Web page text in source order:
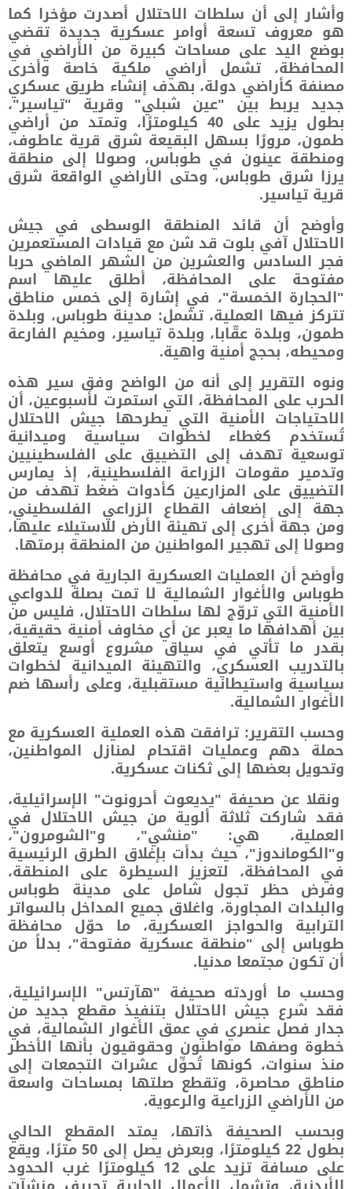
وأشار إلى أن سلطات الاحتلال أصدرت مؤخرا كما
هو معروف تسعة أوامر عسكرية جديدة تقضي
بوضع اليد على مساحات كبيرة من الأراضي في
المحافظة، تشمل أراضي ملكية خاصة وأخرى
مصنفة كأراضي دولة، بهدف إنشاء طريق عسكري
جديد يربط بين "عين شبلي" وقرية "تياسير"،
بطول يزيد على 40 كيلومترًا، وتمتد من أراضي
طمون، مرورًا بسهل البقيعة شرق قرية عاطوف،
ومنطقة عينون في طوباس، وصولا إلى منطقة
يرزا شرق طوباس، وحتى الأراضي الواقعة شرق
قرية تياسير.
وأوضح أن قائد المنطقة الوسطى في جيش
الاحتلال آفي بلوت قد شن مع قيادات المستعمرين
فجر السادس والعشرين من الشهر الماضي حربا
مفتوحة على المحافظة، أطلق عليها اسم
"الحجارة الخمسة"، في إشارة إلى خمس مناطق
تتركز فيها العملية، تشمل: مدينة طوباس، وبلدة
طمون، وبلدة عقّابا، وبلدة تياسير، ومخيم الفارعة
ومحيطه، بحجج أمنية واهية.
ونوه التقرير إلى أنه من الواضح وفق سير هذه
الحرب على المحافظة، التي استمرت لأسبوعين، أن
الاحتياجات الأمنية التي يطرحها جيش الاحتلال
تُستخدم كغطاء لخطوات سياسية وميدانية
توسعية تهدف إلى التضييق على الفلسطينيين
وتدمير مقومات الزراعة الفلسطينية، إذ يمارس
التضييق على المزارعين كأدوات ضغط تهدف من
جهة إلى إضعاف القطاع الزراعي الفلسطيني،
ومن جهة أخرى إلى تهيئة الأرض للاستيلاء عليها،
وصولا إلى تهجير المواطنين من المنطقة برمتها.
وأوضح أن العمليات العسكرية الجارية في محافظة
طوباس والأغوار الشمالية لا تمت بصلة للدواعي
الأمنية التي تروّج لها سلطات الاحتلال، فليس من
بين أهدافها ما يعبر عن أي مخاوف أمنية حقيقية،
بقدر ما تأتي في سياق مشروع أوسع يتعلق
بالتدريب العسكري، والتهيئة الميدانية لخطوات
سياسية واستيطانية مستقبلية، وعلى رأسها ضم
الأغوار الشمالية.
وحسب التقرير: ترافقت هذه العملية العسكرية مع
حملة دهم وعمليات اقتحام لمنازل المواطنين،
وتحويل بعضها إلى ثكنات عسكرية.
ونقلا عن صحيفة "يديعوت أحرونوت" الإسرائيلية،
فقد شاركت ثلاثة ألوية من جيش الاحتلال في
العملية، هي: "منشي"، و"الشومرون"،
و"الكوماندوز"، حيث بدأت بإغلاق الطرق الرئيسية
في المحافظة، لتعزيز السيطرة على المنطقة،
وفرض حظر تجول شامل على مدينة طوباس
والبلدات المجاورة، واغلاق جميع المداخل بالسواتر
الترابية والحواجز العسكرية، ما حوّل محافظة
طوباس إلى "منطقة عسكرية مفتوحة"، بدلاً من
أن تكون مجتمعا مدنيا.
وحسب ما أوردته صحيفة "هآرتس" الإسرائيلية،
فقد شرع جيش الاحتلال بتنفيذ مقطع جديد من
جدار فصل عنصري في عمق الأغوار الشمالية، في
خطوة وصفها مواطنون وحقوقيون بأنها الأخطر
منذ سنوات، كونها تُحوِّل عشرات التجمعات إلى
مناطق محاصرة، وتقطع صلتها بمساحات واسعة
من الأراضي الزراعية والرعوية.
وبحسب الصحيفة ذاتها، يمتد المقطع الحالي
بطول 22 كيلومترًا، وبعرض يصل إلى 50 مترًا، ويقع
على مسافة تزيد على 12 كيلومترًا غرب الحدود